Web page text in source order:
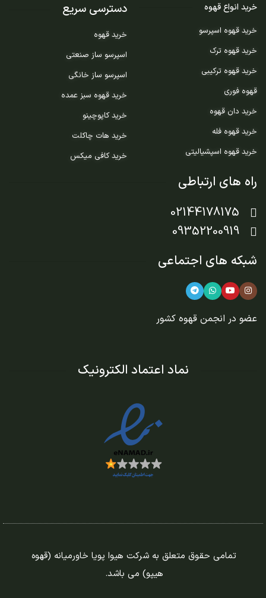
خرید انواع قهوه
خرید قهوه اسپرسو
خرید قهوه ترک
خرید قهوه ترکیبی
قهوه فوری
خرید دان قهوه
خرید قهوه فله
خرید قهوه اسپشیالیتی
دسترسی سریع
خرید قهوه
اسپرسو ساز صنعتی
اسپرسو ساز خانگی
خرید قهوه سبز عمده
خرید کاپوچینو
خرید هات چاکلت
خرید کافی میکس
راه های ارتباطی
02144178175
09352200919
شبکه های اجتماعی
عضو در انجمن قهوه کشور
نماد اعتماد الکترونیک
تمامی حقوق متعلق به شرکت هیوا پویا خاورمیانه (قهوه
هیپو) می باشد.